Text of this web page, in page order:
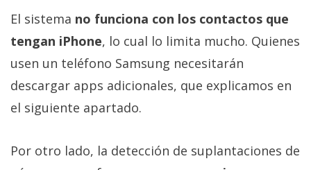
El sistema no funciona con los contactos que
tengan iPhone, lo cual lo limita mucho. Quienes
usen un teléfono Samsung necesitarán
descargar apps adicionales, que explicamos en
el siguiente apartado.
Por otro lado, la detección de suplantaciones de